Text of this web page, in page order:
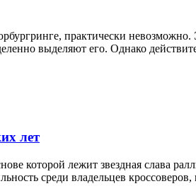
практически
выделяют его. Однако
лет
которой лежит звездная слава
среди владельцев